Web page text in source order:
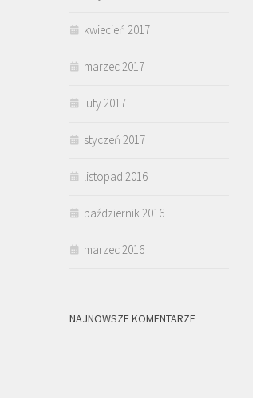
kwiecień 2017
marzec 2017
luty 2017
styczeń 2017
listopad 2016
październik 2016
marzec 2016
NAJNOWSZE KOMENTARZE